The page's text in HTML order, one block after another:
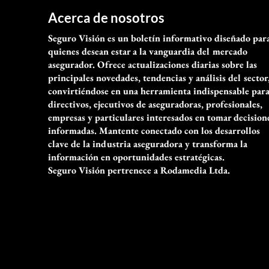
Acerca de nosotros
Seguro Visión es un boletín informativo diseñado
quienes desean estar a la vanguardia del mercado
asegurador. Ofrece actualizaciones diarias sobre las
principales novedades, tendencias y análisis del
convirtiéndose en una herramienta indispensable para
directivos, ejecutivos de aseguradoras, profesionales,
empresas y particulares interesados en tomar
informadas. Mantente conectado con los desarrollos
clave de la industria aseguradora y transforma la
información en oportunidades estratégicas.
Seguro Visión pertrenece a Rodamedia Ltda.